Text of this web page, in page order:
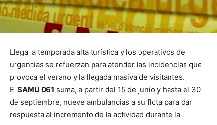
Llega la temporada alta turística y los operativos de
urgencias se refuerzan para atender las incidencias que
provoca el verano y la llegada masiva de visitantes.
El SAMU 061 suma, a partir del 15 de junio y hasta el 30
de septiembre, nueve ambulancias a su flota para dar
respuesta al incremento de la actividad durante la